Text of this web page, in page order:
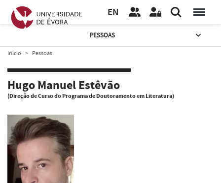
EN
PESSOAS
Início Pessoas
Hugo Manuel Estêvão
(Direção de Curso do Programa de Doutoramento em Literatura)